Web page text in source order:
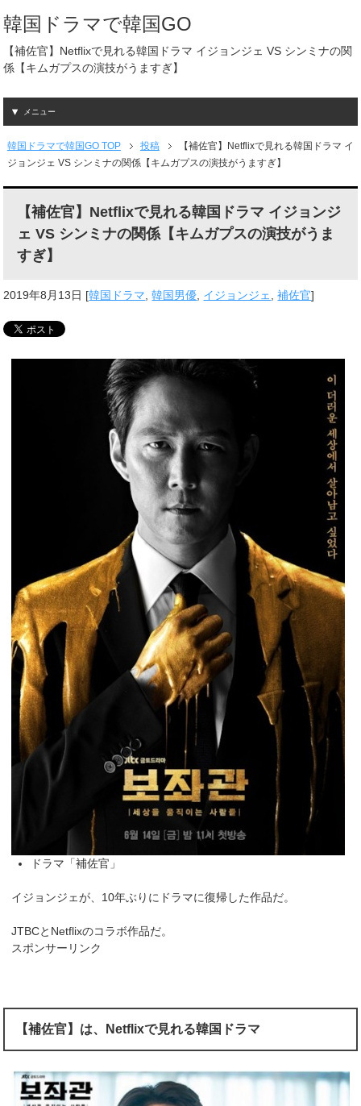
韓国ドラマで韓国GO
【補佐官】Netflixで見れる韓国ドラマ イジョンジェ VS シンミナの関
係【キムガプスの演技がうますぎ】
メニュー
韓国ドラマで韓国GO TOP 投稿
【補佐官】Netflixで見れる韓国ドラマ イ
ジョンジェ VS シンミナの関係【キムガプスの演技がうますぎ】
【補佐官】Netflixで見れる韓国ドラマ イジョンジ
ェ VS シンミナの関係【キムガプスの演技がうま
すぎ】
2019年8月13日 [韓国ドラマ,韓国男優, イジョンジェ,補佐官]
ドラマ「補佐官」
イジョンジェが、10年ぶりにドラマに復帰した作品だ。
JTBCとNetflixのコラボ作品だ。
スポンサーリンク
【補佐官】は、Netflixで見れる韓国ドラマ